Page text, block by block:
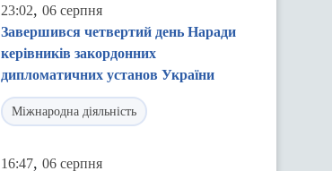
23:02, 06 серпня
Завершився четвертий день Наради
керівників закордонних
дипломатичних установ України
Міжнародна діяльність
16:47, 06 серпня